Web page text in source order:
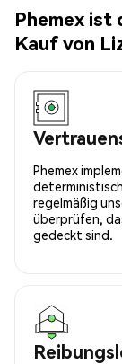
Phemex
Kauf von
Phemex
regelmäßig
überprüfen,
gedeckt sind.